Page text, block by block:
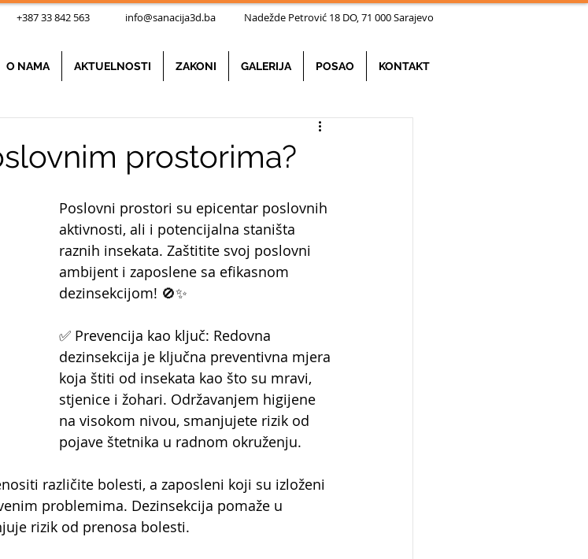
+387 33 842 563 info@sanacija3d.ba Nadežde Petrović 18 DO, 71 000 Sarajevo
O NAMA AKTUELNOSTI ZAKONI GALERIJA POSAO KONTAKT
prostorima?
Poslovni prostori su epicentar poslovnih
aktivnosti, ali i potencijalna staništa
raznih insekata. Zaštitite svoj poslovni
ambijent i zaposlene sa efikasnom
dezinsekcijom! 🚫✨
✅ Prevencija kao ključ: Redovna
dezinsekcija je ključna preventivna mjera
koja štiti od insekata kao što su mravi,
stjenice i žohari. Održavanjem higijene
na visokom nivou, smanjujete rizik od
pojave štetnika u radnom okruženju.
različite bolesti, a zaposleni koji su izloženi
problemima. Dezinsekcija pomaže u
rizik od prenosa bolesti.